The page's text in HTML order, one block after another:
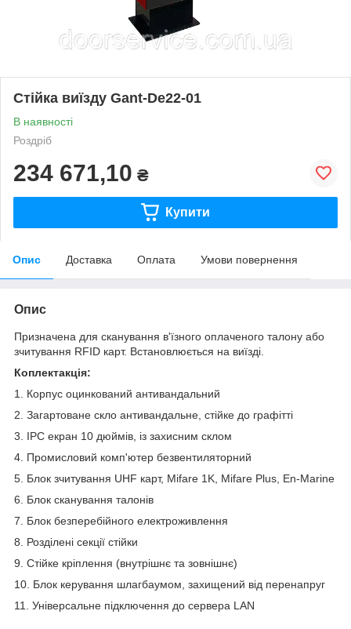
Стійка виїзду Gant-De22-01
В наявності
Роздріб
234 671,10 ₴
Купити
Опис Доставка Оплата Умови повернення
Опис
Призначена для сканування в'їзного оплаченого талону або
зчитування RFID карт. Встановлюється на виїзді.
Коплектакція:
1. Корпус оцинкований антивандальний
2. Загартоване скло антивандальне, стійке до графітті
3. IPC екран 10 дюймів, із захисним склом
4. Промисловий комп'ютер безвентиляторний
5. Блок зчитування UHF карт, Mifare 1K, Mifare Plus, En-Marine
6. Блок сканування талонів
7. Блок безперебійного електроживлення
8. Розділені секції стійки
9. Стійке кріплення (внутрішнє та зовнішнє)
10. Блок керування шлагбаумом, захищений від перенапруг
11. Універсальне підключення до сервера LAN